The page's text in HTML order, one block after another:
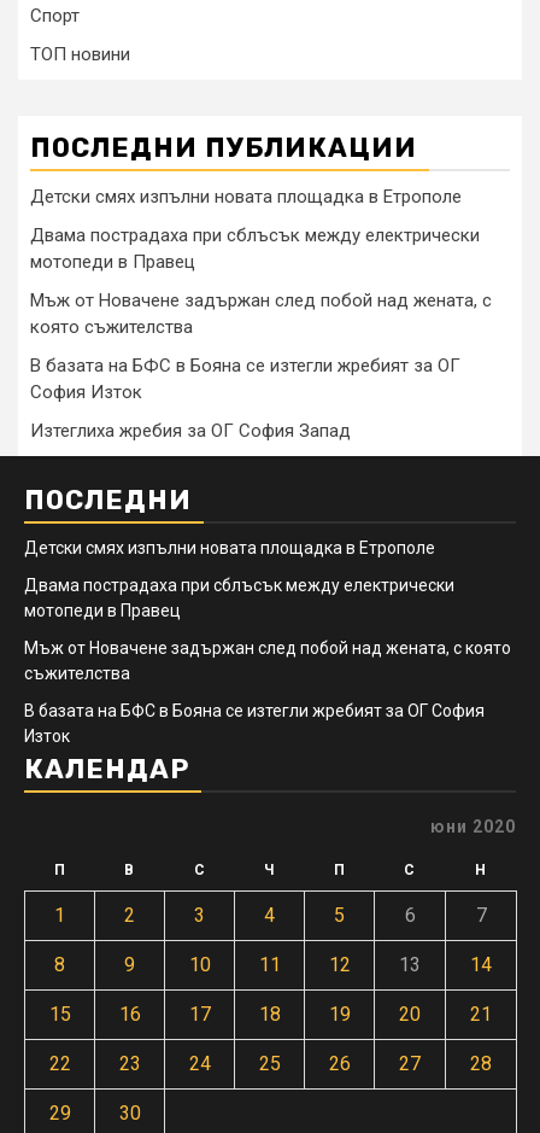
Спорт
ТОП новини
ПОСЛЕДНИ ПУБЛИКАЦИИ
Детски смях изпълни новата площадка в Етрополе
Двама пострадаха при сблъсък между електрически
мотопеди в Правец
Мъж от Новачене задържан след побой над жената, с
която съжителства
В базата на БФС в Бояна се изтегли жребият за ОГ
София Изток
Изтеглиха жребия за ОГ София Запад
ПОСЛЕДНИ
Детски смях изпълни новата площадка в Етрополе
Двама пострадаха при сблъсък между електрически
мотопеди в Правец
Мъж от Новачене задържан след побой над жената, с която
съжителства
В базата на БФС в Бояна се изтегли жребият за ОГ София
Изток
КАЛЕНДАР
юни 2020
П В С Ч П С Н
1 2 3 4 5 6 7
8 9 10 11 12 13 14
15 16 17 18 19 20 21
22 23 24 25 26 27 28
29 30